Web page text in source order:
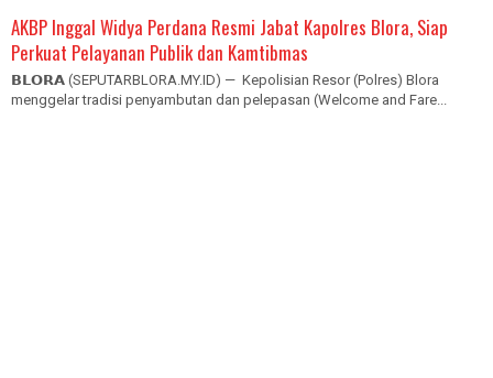
AKBP Inggal Widya Perdana Resmi Jabat Kapolres Blora, Siap
Perkuat Pelayanan Publik dan Kamtibmas
𝗕𝗟𝗢𝗥𝗔 (SEPUTARBLORA.MY.ID) — Kepolisian Resor (Polres) Blora
menggelar tradisi penyambutan dan pelepasan (Welcome and Fare...